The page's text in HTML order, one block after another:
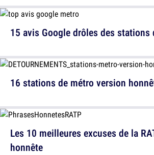
15 avis Google drôles des stations
Les 10 meilleures excuses de la
honnête
16 stations de métro version